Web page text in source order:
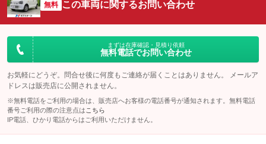
無料 この車両に関するお問い合わせ
まずは在庫確認・見積り依頼
無料電話でお問い合わせ
お気軽にどうぞ。問合せ後に何度もご連絡が届くことはありません。 メールア
ドレスは販売店に公開されません。
※無料電話をご利用の場合は、販売店へお客様の電話番号が通知されます。無料電話
番号ご利用の際の注意点は こちら
IP電話、ひかり電話からはご利用いただけません。